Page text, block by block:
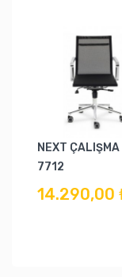
NEXT
7712
14.290,00